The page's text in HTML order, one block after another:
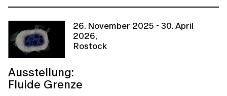
26. November 2025 - 30. April
2026,
Rostock
Ausstellung:
Fluide Grenze